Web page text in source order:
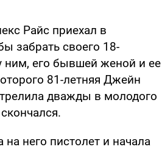
Райс приехал в
забрать своего 18-
ним, его бывшей женой и ее
81-летняя Джейн
дважды в молодого
него пистолет и начала